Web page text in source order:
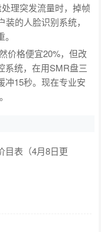
理突发流量时，掉帧
的人脸识别系统，
价格便宜20%，但改
系统，在用SMR盘三
冲15秒。现在专业安
目表（4月8日更